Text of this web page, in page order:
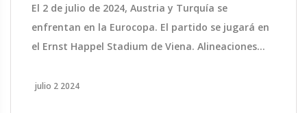
El 2 de julio de 2024, Austria y Turquía se
enfrentan en la Eurocopa. El partido se jugará en
el Ernst Happel Stadium de Viena. Alineaciones
transmitido por DirecTV Sports y plataformas en
julio 2 2024